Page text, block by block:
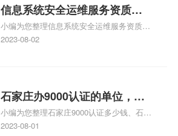
信息系统安全运维服务资质二
级费用，信息系统安全运维服
务资质二级
小编为您整理信息系统安全运维服务资质认
证证书机构有哪些、安全运维服务资质的费
体系认证知识，详情可查看下方正文！
2023-08-02
石家庄办9000认证的单位，石
家庄9000认证的公司
小编为您整理石家庄9000认证多少钱、石家
庄9000认证价格多少钱、石家庄9000认证
2023-08-01